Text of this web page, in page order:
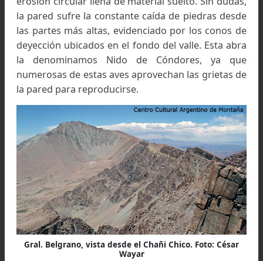
de la travesía, ya que caminaríamos alrededor
20 Km. a más de 5.000 metros de altura,
bordear todo el filo del Anfiteatro Norte. A las
de la mañana empezamos por el mismo
del día anterior hasta los 5.100 m. para
desviarnos hacia el norte hasta alcanzar, dos
más tarde, el abra entre el Nordenskiöld y el
Chico. Desde ese lugar, a unos 5.200
realizamos una travesía por la pedregosa
oeste de este último cerro que nos demandó
hora de tropiezos por el tamaño de las rocas y
continuos acarreos.
Llegamos a un portezuelo justo en frente
desconocida pared norte del Chañi Chico. Con
700 m. de altura, es simplemente